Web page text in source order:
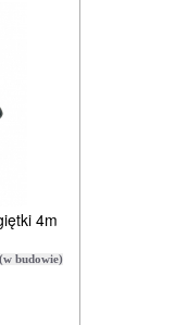
4m
(w budowie)